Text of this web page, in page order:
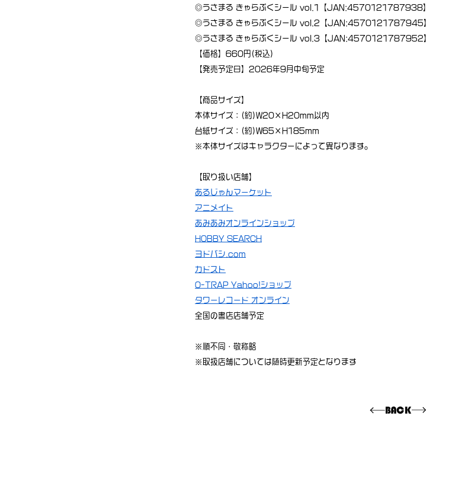
◎うさまる きゃらぷくシール vol.1【JAN:4570121787938】
◎うさまる きゃらぷくシール vol.2【JAN:4570121787945】
◎うさまる きゃらぷくシール vol.3【JAN:4570121787952】
【価格】660円(税込)
【発売予定日】2026年9月中旬予定
【商品サイズ】
本体サイズ：(約)W20×H20mm以内
台紙サイズ：(約)W65×H185mm
※本体サイズはキャラクターによって異なります。
【取り扱い店舗】
あるじゃんマーケット
アニメイト
あみあみオンラインショップ
HOBBY SEARCH
ヨドバシ.com
カドスト
O-TRAP Yahoo!ショップ
タワーレコード オンライン
全国の書店店舗予定
※順不同・敬称略
※取扱店舗については随時更新予定となります
BACK